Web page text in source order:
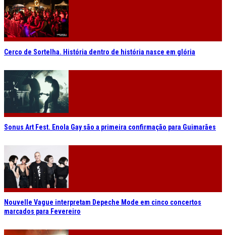
Cerco de Sortelha. História dentro de história nasce em glória
Sonus Art Fest. Enola Gay são a primeira confirmação para Guimarães
Nouvelle Vague interpretam Depeche Mode em cinco concertos
marcados para Fevereiro